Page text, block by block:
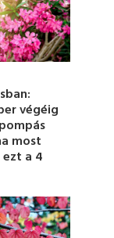
végéig
most
a 4